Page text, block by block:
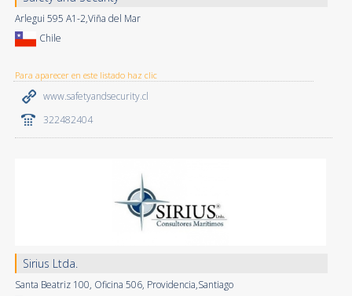
Arlegui 595 A1-2,Viña del Mar
Chile
Para aparecer en este listado haz clic
www.safetyandsecurity.cl
322482404
Sirius Ltda.
Santa Beatriz 100, Oficina 506, Providencia,Santiago